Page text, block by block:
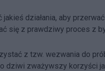
działania, aby
się z prawdziwy proces z
z tzw. wezwania do
dziwi zważywszy korzyści